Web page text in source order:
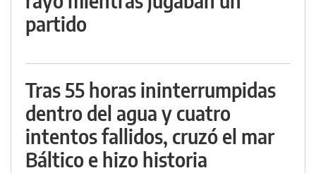
partido
Tras 55 horas ininterrumpidas
dentro del agua y cuatro
intentos fallidos, cruzó el mar
Báltico e hizo historia